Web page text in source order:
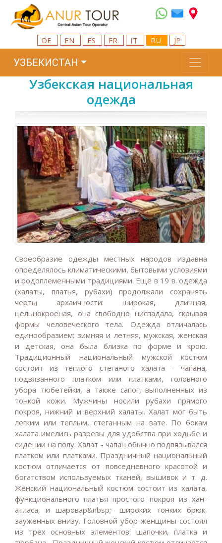
DE EN ES FR IT RU JP
УЗБЕКИСТАН
Узбекская национальная
одежда
Своеобразие одежды местных народов издавна
определялось климатическими, бытовыми условиями
и родоплеменными традициями. Еще в 19 в. одежда
(халаты, платья, рубахи) продолжали сохранять
черты архаичности: широкая, длинная,
цельнокроеная, она свободно ниспадала, скрывая
формы человеческого тела. Одежда отличалась
единообразием: зимняя и летняя, мужская, женская
и детская, она была близка по форме и крою.
Традиционный национальный мужской костюм
состоит из теплого стеганого халата - чапана,
подвязанного платком или платками, головного
убора тюбетейки, а также сапог, выполненных из
тонкой кожи. Мужчины носили рубахи прямого
покроя, нижний и верхний халаты. Халат мог быть
легким или теплым, стеганным на вате. По бокам
халата имелись разрезы для удобства при ходьбе и
сидении на полу. Халат - чапан обычно подвязывался
платком или платками. Праздничный национальный
костюм отличается от повседневного красотой и
богатством используемых тканей, вышивок и т. д.
Женский национальный костюм состоит из халата,
функционального платья простого покроя из хан-
атласа, и шаровар&nbsp;- широких тонких брюк,
зауженных внизу. Головной убор женщины состоял
из трех основных элементов: шапочки, платка и